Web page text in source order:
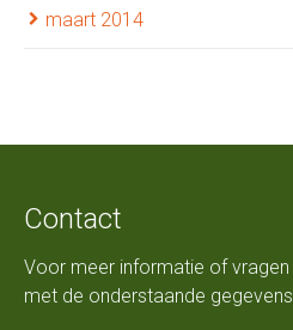
maart 2014
Contact
Voor meer informatie of
met de onderstaande